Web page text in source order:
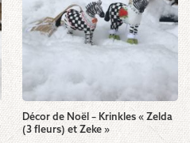
Décor de Noël – Krinkles « Zelda
(3 fleurs) et Zeke »